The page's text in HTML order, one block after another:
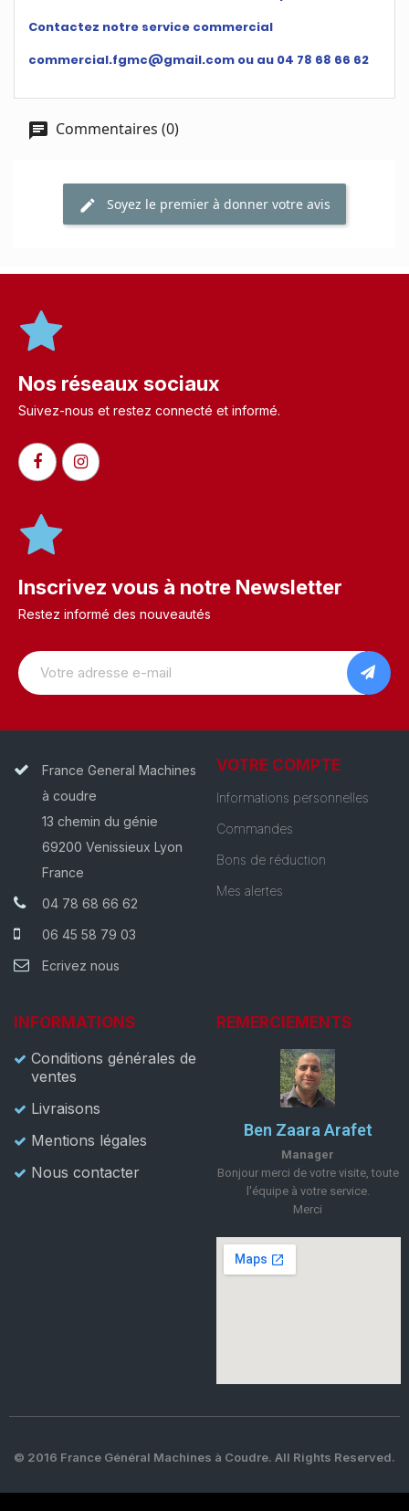
Contactez notre service commercial
commercial.fgmc@gmail.com ou au 04 78 68 66 62
Commentaires (0)
Soyez le premier à donner votre avis
Nos réseaux sociaux
Suivez-nous et restez connecté et informé.​
Inscrivez vous à notre Newsletter
Restez informé des nouveautés
France General Machines
à coudre
13 chemin du génie
69200 Venissieux Lyon
France
04 78 68 66 62
06 45 58 79 03
Ecrivez nous
VOTRE COMPTE
Informations personnelles
Commandes
Bons de réduction
Mes alertes
INFORMATIONS
Conditions générales de
ventes
Livraisons
Mentions légales
Nous contacter
REMERCIEMENTS
Ben Zaara Arafet
Manager
Bonjour merci de votre visite, toute
l'équipe à votre service.
Merci
© 2016 France Général Machines à Coudre. All Rights Reserved.